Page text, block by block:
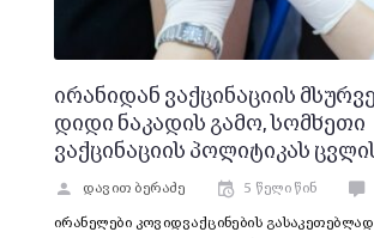
ირანიდან ვაქცინაციის
დიდი ნაკადის გამო, სომხეთი
ვაქცინაციის პოლიტიკას
დავით ბერაძე 5 წელი წინ
ირანელები კოვიდვაქცინების